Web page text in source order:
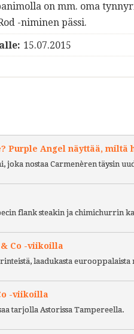
on mm. oma
-niminen pässi.
15.07.2015
Purple Angel näyttää, miltä
joka nostaa Carmenèren täysin
flank steakin ja chimichurrin
Co -viikoilla
laadukasta eurooppalaista
-viikoilla
tarjolla Astorissa Tampereella.